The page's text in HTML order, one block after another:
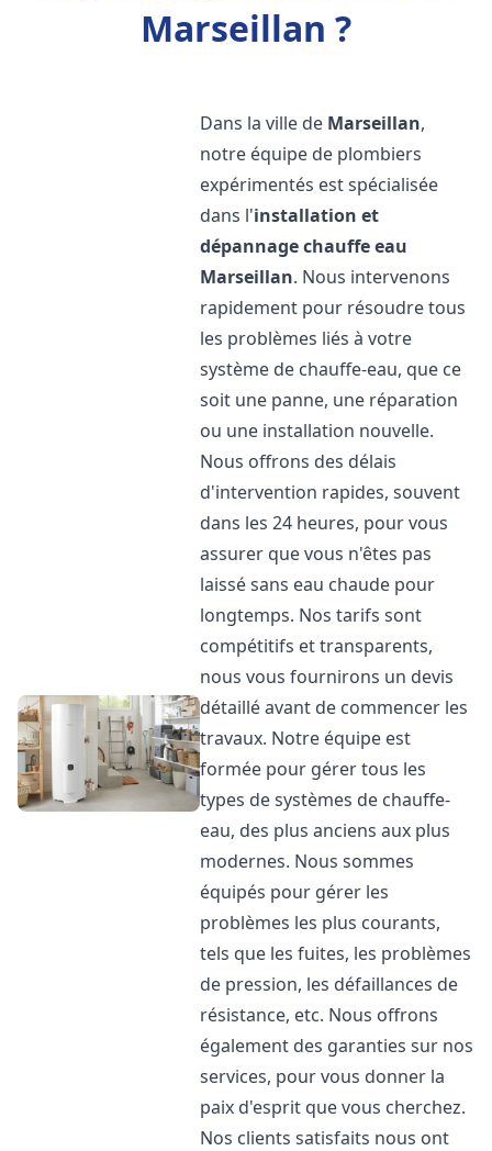
Marseillan ?
Dans la ville de Marseillan,
notre équipe de plombiers
expérimentés est spécialisée
dans l'installation et
dépannage chauffe eau
Marseillan. Nous intervenons
rapidement pour résoudre tous
les problèmes liés à votre
système de chauffe-eau, que ce
soit une panne, une réparation
ou une installation nouvelle.
Nous offrons des délais
d'intervention rapides, souvent
dans les 24 heures, pour vous
assurer que vous n'êtes pas
laissé sans eau chaude pour
longtemps. Nos tarifs sont
compétitifs et transparents,
nous vous fournirons un devis
détaillé avant de commencer les
travaux. Notre équipe est
formée pour gérer tous les
types de systèmes de chauffe-
eau, des plus anciens aux plus
modernes. Nous sommes
équipés pour gérer les
problèmes les plus courants,
tels que les fuites, les problèmes
de pression, les défaillances de
résistance, etc. Nous offrons
également des garanties sur nos
services, pour vous donner la
paix d'esprit que vous cherchez.
Nos clients satisfaits nous ont